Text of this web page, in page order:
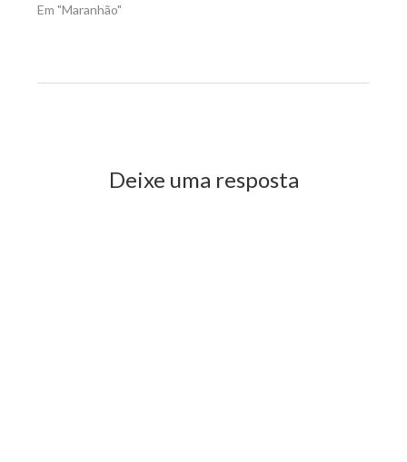
Em "Maranhão"
Deixe uma resposta